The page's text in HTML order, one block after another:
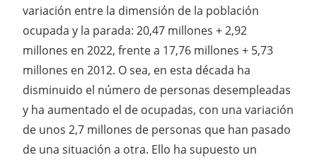
variación entre la dimensión de la población
ocupada y la parada: 20,47 millones + 2,92
millones en 2022, frente a 17,76 millones + 5,73
millones en 2012. O sea, en esta década ha
disminuido el número de personas desempleadas
y ha aumentado el de ocupadas, con una variación
de unos 2,7 millones de personas que han pasado
de una situación a otra. Ello ha supuesto un